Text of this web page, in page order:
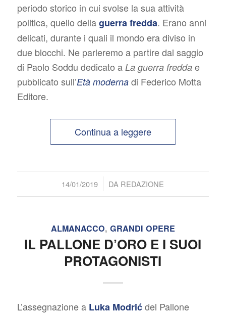
periodo storico in cui svolse la sua attività
politica, quello dellaguerra fredda. Erano anni
delicati, durante i quali il mondo era diviso in
due blocchi. Ne parleremo a partire dal saggio
di Paolo Soddu dedicato a La guerra freddae
pubblicato sull’Età modernadi Federico Motta
Editore.
Continua a leggere
14/01/2019
/ DA REDAZIONE
ALMANACCO, GRANDI OPERE
IL PALLONE D’ORO E I SUOI
PROTAGONISTI
L’assegnazione a Luka Modrićdel Pallone